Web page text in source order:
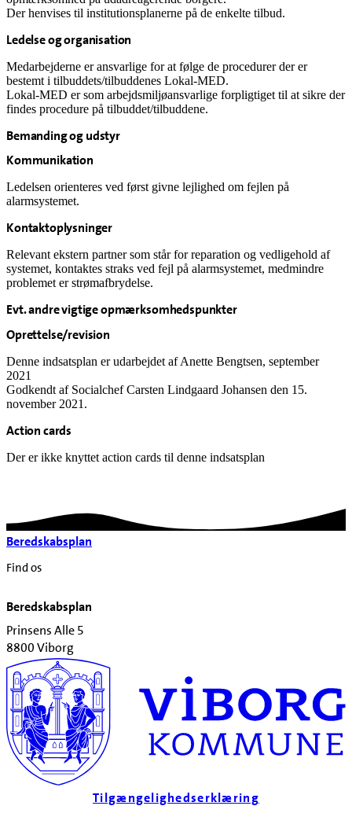
Der henvises til institutionsplanerne på de enkelte tilbud.
Ledelse og organisation
Medarbejderne er ansvarlige for at følge de procedurer der er
bestemt i tilbuddets/tilbuddenes Lokal-MED.
Lokal-MED er som arbejdsmiljøansvarlige forpligtiget til at sikre der
findes procedure på tilbuddet/tilbuddene.
Bemanding og udstyr
Kommunikation
Ledelsen orienteres ved først givne lejlighed om fejlen på
alarmsystemet.
Kontaktoplysninger
Relevant ekstern partner som står for reparation og vedligehold af
systemet, kontaktes straks ved fejl på alarmsystemet, medmindre
problemet er strømafbrydelse.
Evt. andre vigtige opmærksomhedspunkter
Oprettelse/revision
Denne indsatsplan er udarbejdet af Anette Bengtsen, september
2021
Godkendt af Socialchef Carsten Lindgaard Johansen den 15.
november 2021.
Action cards
Der er ikke knyttet action cards til denne indsatsplan
Beredskabsplan
Find os
Beredskabsplan
Prinsens Alle 5
8800 Viborg
Tilgængelighedserklæring